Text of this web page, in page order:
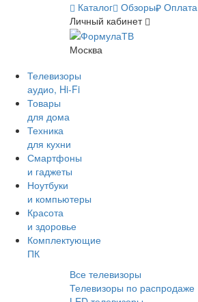
Каталог Обзоры Оплата
Личный кабинет
Москва
Телевизоры
аудио, Hi-Fi
Товары
для дома
Техника
для кухни
Смартфоны
и гаджеты
Ноутбуки
и компьютеры
Красота
и здоровье
Комплектующие
ПК
Все телевизоры
Телевизоры по распродаже